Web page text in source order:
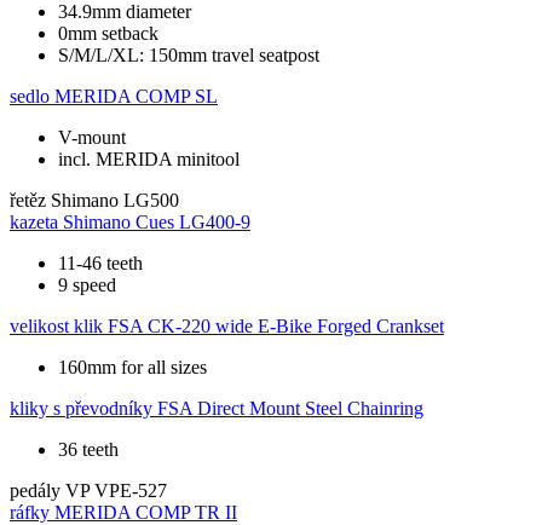
34.9mm diameter
0mm setback
S/M/L/XL: 150mm travel seatpost
sedlo MERIDA COMP SL
V-mount
incl. MERIDA minitool
řetěz Shimano LG500
kazeta Shimano Cues LG400-9
11-46 teeth
9 speed
velikost klik FSA CK-220 wide E-Bike Forged Crankset
160mm for all sizes
kliky s převodníky FSA Direct Mount Steel Chainring
36 teeth
pedály VP VPE-527
ráfky MERIDA COMP TR II